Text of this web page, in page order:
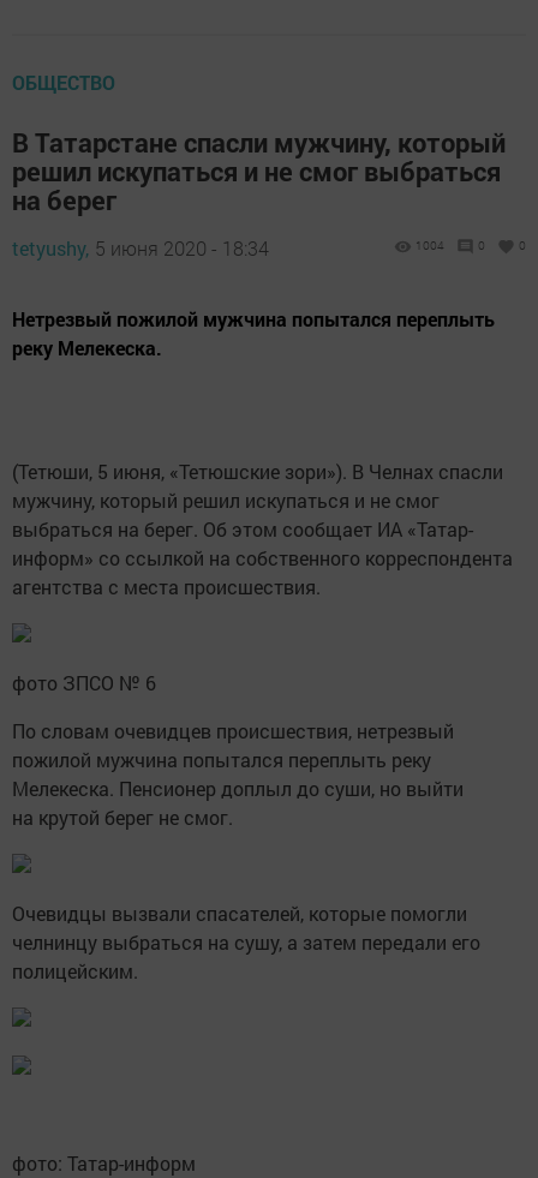
ОБЩЕСТВО
В Татарстане спасли мужчину, который
решил искупаться и не смог выбраться
на берег
tetyushy, 5 июня 2020 - 18:34 1004 0 0
Нетрезвый пожилой мужчина попытался переплыть
реку Мелекеска.
(Тетюши, 5 июня, «Тетюшские зори»). В Челнах спасли
мужчину, который решил искупаться и не смог
выбраться на берег. Об этом сообщает ИА «Татар-
информ» со ссылкой на собственного корреспондента
агентства с места происшествия.
фото ЗПСО № 6
По словам очевидцев происшествия, нетрезвый
пожилой мужчина попытался переплыть реку
Мелекеска. Пенсионер доплыл до суши, но выйти
на крутой берег не смог.
Очевидцы вызвали спасателей, которые помогли
челнинцу выбраться на сушу, а затем передали его
полицейским.
фото: Татар-информ